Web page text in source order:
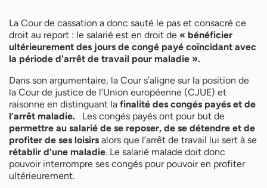
La Cour de cassation a donc sauté le pas et consacré ce
droit au report : le salarié est en droit de « bénéficier
ultérieurement des jours de congé payé coïncidant avec
la période d'arrêt de travail pour maladie ».
Dans son argumentaire, la Cour s’aligne sur la position de
la Cour de justice de l’Union européenne (CJUE) et
raisonne en distinguant la finalité des congés payés et de
l’arrêt maladie.
Les congés payés ont pour but de
permettre au salarié de se reposer, de se détendre et de
profiter de ses loisirs alors que l’arrêt de travail lui sert à se
rétablir d’une maladie. Le salarié malade doit donc
pouvoir interrompre ses congés pour pouvoir en profiter
ultérieurement.